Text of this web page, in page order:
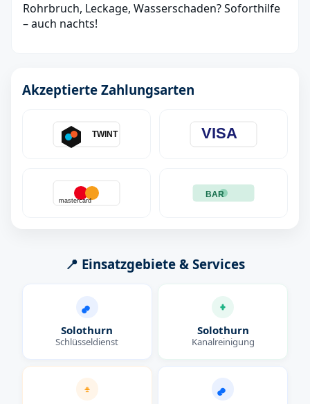
Rohrbruch, Leckage, Wasserschaden? Soforthilfe
– auch nachts!
Akzeptierte Zahlungsarten
TWINT VISA
mastercard
BAR
📍 Einsatzgebiete & Services
Solothurn
Schlüsseldienst
Solothurn
Kanalreinigung